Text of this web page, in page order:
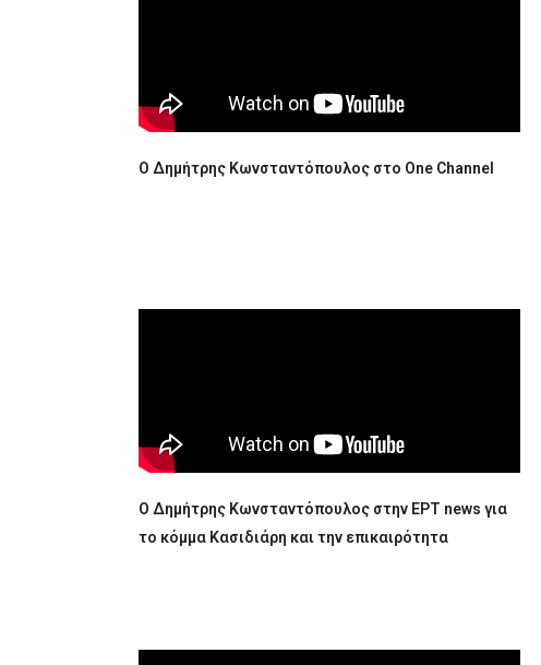
Ο Δημήτρης Κωνσταντόπουλος στο One Channel
Ο Δημήτρης Κωνσταντόπουλος στην ΕΡΤ news για
το κόμμα Κασιδιάρη και την επικαιρότητα